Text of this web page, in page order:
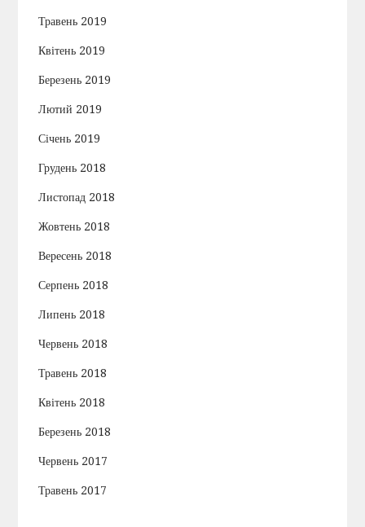
Травень 2019
Квітень 2019
Березень 2019
Лютий 2019
Січень 2019
Грудень 2018
Листопад 2018
Жовтень 2018
Вересень 2018
Серпень 2018
Липень 2018
Червень 2018
Травень 2018
Квітень 2018
Березень 2018
Червень 2017
Травень 2017